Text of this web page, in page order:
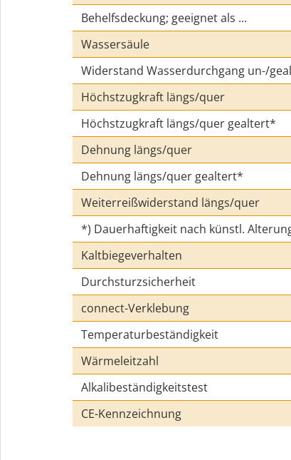
Behelfsdeckung; geeignet als ...
Wassersäule
Widerstand Wasserdurchgang un-/
Höchstzugkraft längs/quer
Höchstzugkraft längs/quer gealtert*
Dehnung längs/quer
Dehnung längs/quer gealtert*
Weiterreißwiderstand längs/quer
*) Dauerhaftigkeit nach künstl.
Kaltbiegeverhalten
Durchsturzsicherheit
connect-Verklebung
Temperaturbeständigkeit
Wärmeleitzahl
Alkalibeständigkeitstest
CE-Kennzeichnung